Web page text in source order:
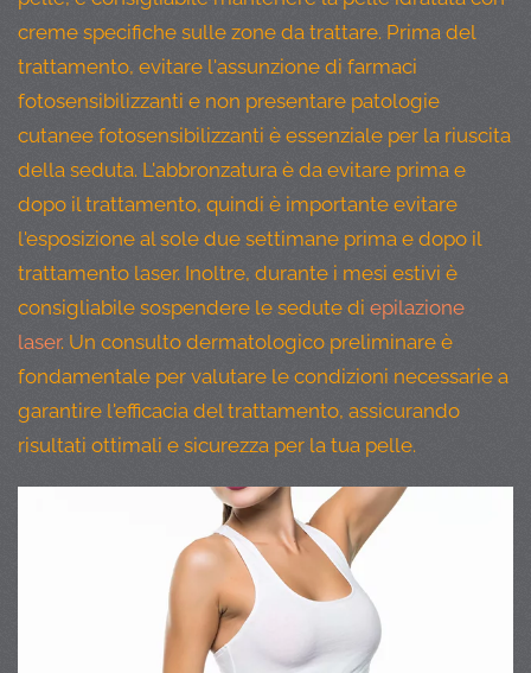
creme specifiche sulle zone da trattare. Prima del
trattamento, evitare l'assunzione di farmaci
fotosensibilizzanti e non presentare patologie
cutanee fotosensibilizzanti è essenziale per la riuscita
della seduta. L'abbronzatura è da evitare prima e
dopo il trattamento, quindi è importante evitare
l'esposizione al sole due settimane prima e dopo il
trattamento laser. Inoltre, durante i mesi estivi è
consigliabile sospendere le sedute di epilazione
laser. Un consulto dermatologico preliminare è
fondamentale per valutare le condizioni necessarie a
garantire l'efficacia del trattamento, assicurando
risultati ottimali e sicurezza per la tua pelle.